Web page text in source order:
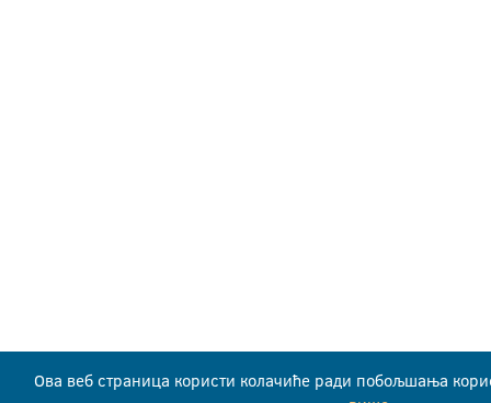
Ова веб страница користи колачиће ради побољшања